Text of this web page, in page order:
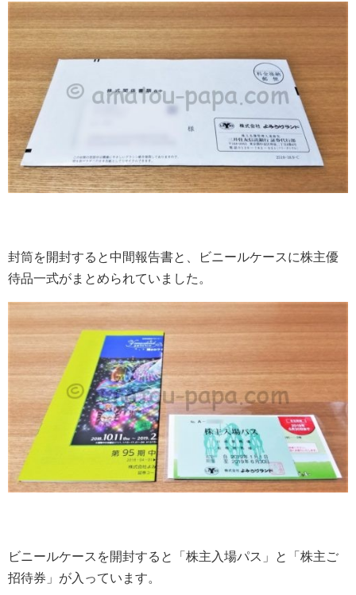
封筒を開封すると中間報告書と、ビニールケースに株主優
待品一式がまとめられていました。
ビニールケースを開封すると「株主入場パス」と「株主ご
招待券」が入っています。